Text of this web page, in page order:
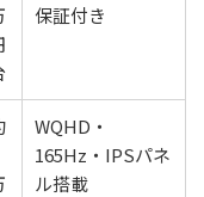
保証付き
WQHD・
165Hz・IPSパネ
ル搭載